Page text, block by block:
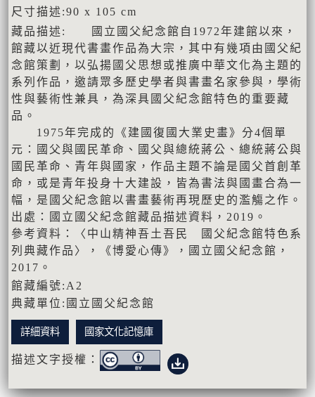
尺寸描述:90 x 105 cm
藏品描述: 國立國父紀念館自1972年建館以來，
館藏以近現代書畫作品為大宗，其中有幾項由國父紀
念館策劃，以弘揚國父思想或推廣中華文化為主題的
系列作品，邀請眾多歷史學者與書畫名家參與，學術
性與藝術性兼具，為深具國父紀念館特色的重要藏
品。
1975年完成的《建國復國大業史畫》分4個單
元：國父與國民革命、國父與總統蔣公、總統蔣公與
國民革命、青年與國家，作品主題不論是國父首創革
命，或是青年投身十大建設，皆為書法與國畫合為一
幅，是國父紀念館以書畫藝術再現歷史的濫觴之作。
出處：國立國父紀念館藏品描述資料，2019。
參考資料：〈中山精神吾土吾民 國父紀念館特色系
列典藏作品〉，《博愛心傳》，國立國父紀念館，
2017。
館藏編號:A2
典藏單位:國立國父紀念館
詳細資料 國家文化記憶庫
描述文字授權：